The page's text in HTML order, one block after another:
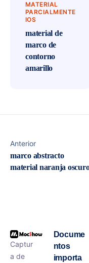
MATERIAL
PARCIALMENTE
IOS
material de
marco de
contorno
amarillo
Anterior
marco abstracto
material naranja
Captur
a de
Docume
ntos
importa